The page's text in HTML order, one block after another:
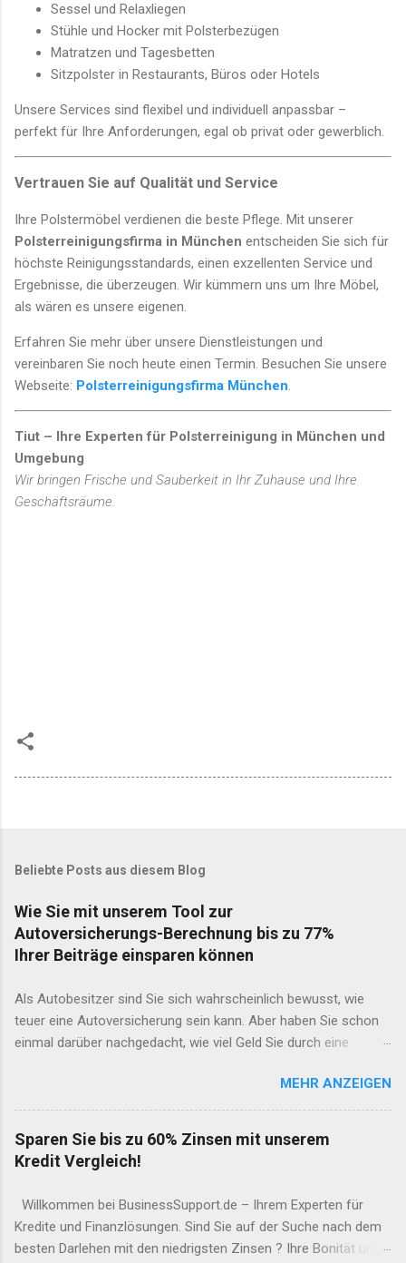
Sessel und Relaxliegen
Stühle und Hocker mit Polsterbezügen
Matratzen und Tagesbetten
Sitzpolster in Restaurants, Büros oder Hotels
Unsere Services sind flexibel und individuell anpassbar –
perfekt für Ihre Anforderungen, egal ob privat oder gewerblich.
Vertrauen Sie auf Qualität und Service
Ihre Polstermöbel verdienen die beste Pflege. Mit unserer
Polsterreinigungsfirma in München entscheiden Sie sich für
höchste Reinigungsstandards, einen exzellenten Service und
Ergebnisse, die überzeugen. Wir kümmern uns um Ihre Möbel,
als wären es unsere eigenen.
Erfahren Sie mehr über unsere Dienstleistungen und
vereinbaren Sie noch heute einen Termin. Besuchen Sie unsere
Webseite: Polsterreinigungsfirma München.
Tiut – Ihre Experten für Polsterreinigung in München und
Umgebung
Wir bringen Frische und Sauberkeit in Ihr Zuhause und Ihre
Geschäftsräume.
Beliebte Posts aus diesem Blog
Wie Sie mit unserem Tool zur
Autoversicherungs-Berechnung bis zu 77%
Ihrer Beiträge einsparen können
Als Autobesitzer sind Sie sich wahrscheinlich bewusst, wie
teuer eine Autoversicherung sein kann. Aber haben Sie schon
einmal darüber nachgedacht, wie viel Geld Sie durch eine
Versicherungsangeboten sparen könnten? Unser Online-Tool
zur Autoversicherungs-Berechnung macht es Ihnen leicht, die
bestmöglichen Angebote zu finden und so bis zu 77% Ihrer
Beiträge einzusparen. In diesem Artikel werden wir erläutern,
wie unser Tool funktioniert und welche Vorteile es bietet. Was
zur Autoversicherungs-Berechnung ist ein kostenloser Service,
der es Ihnen ermöglicht, in wenigen Minuten verschiedene
MEHR ANZEIGEN
Sparen Sie bis zu 60% Zinsen mit unserem
Kredit Vergleich!
Willkommen bei BusinessSupport.de – Ihrem Experten für
Kredite und Finanzlösungen. Sind Sie auf der Suche nach dem
besten Darlehen mit den niedrigsten Zinsen ? Ihre Bonität und